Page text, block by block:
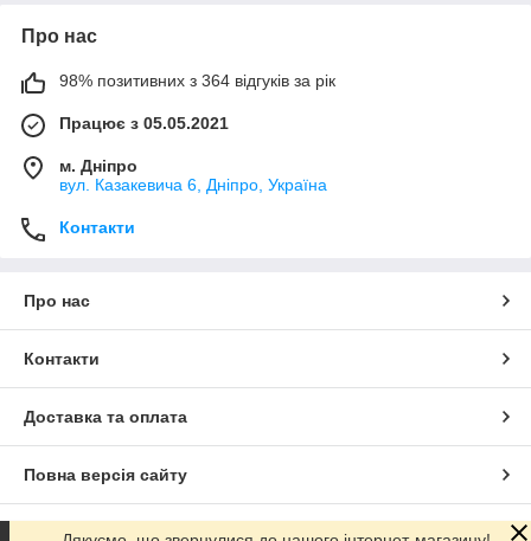
Про нас
98% позитивних з 364 відгуків за рік
Працює з 05.05.2021
м. Дніпро
вул. Казакевича 6, Дніпро, Україна
Контакти
Про нас
Контакти
Доставка та оплата
Повна версія сайту
Сайт створено на маркетплейсі Prom.ua